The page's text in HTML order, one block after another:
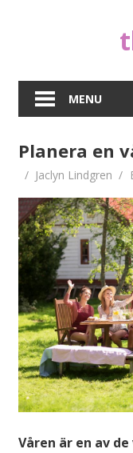
MENU
Planera en
Jaclyn Lindgren
Våren är en av